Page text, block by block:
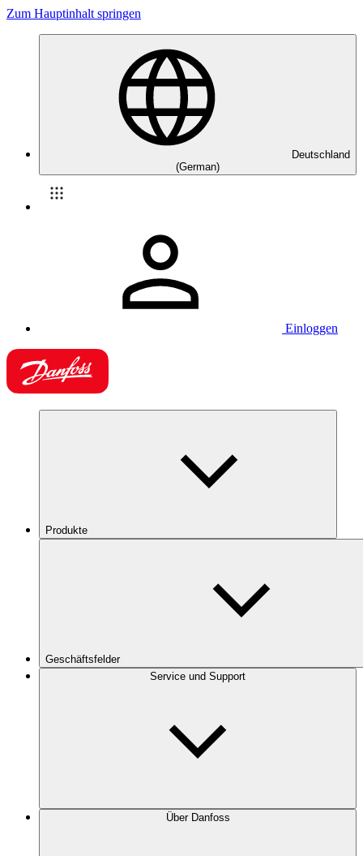
Zum Hauptinhalt springen
Deutschland
(German)
Einloggen
Produkte
Geschäftsfelder
Service und Support
Über Danfoss